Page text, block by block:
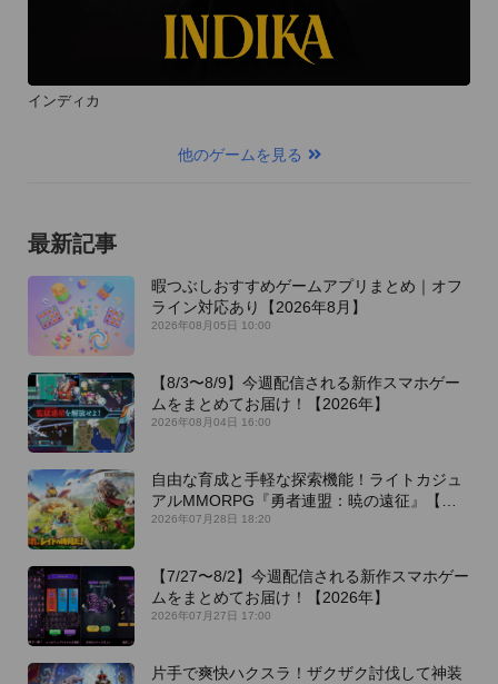
インディカ
他のゲームを見る
最新記事
暇つぶしおすすめゲームアプリまとめ｜オフ
ライン対応あり【2026年8月】
2026年08月05日 10:00
【8/3〜8/9】今週配信される新作スマホゲー
ムをまとめてお届け！【2026年】
2026年08月04日 16:00
自由な育成と手軽な探索機能！ライトカジュ
アルMMORPG『勇者連盟：暁の遠征』【最
新作PICKUP】
2026年07月28日 18:20
【7/27〜8/2】今週配信される新作スマホゲー
ムをまとめてお届け！【2026年】
2026年07月27日 17:00
片手で爽快ハクスラ！ザクザク討伐して神装